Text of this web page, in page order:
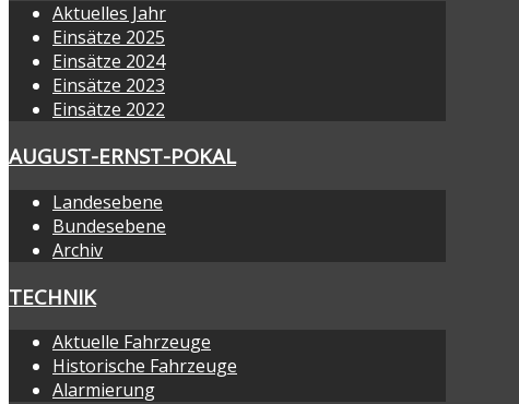
Aktuelles Jahr
Einsätze 2025
Einsätze 2024
Einsätze 2023
Einsätze 2022
AUGUST-ERNST-POKAL
Landesebene
Bundesebene
Archiv
TECHNIK
Aktuelle Fahrzeuge
Historische Fahrzeuge
Alarmierung